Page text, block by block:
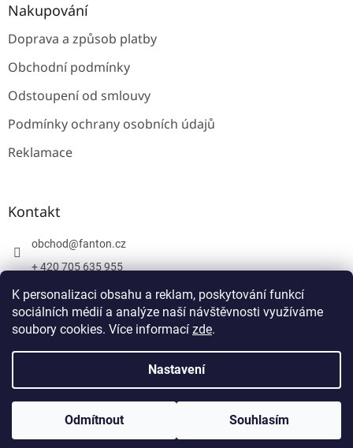
K personalizaci obsahu a reklam, poskytování funkcí
sociálních médií a analýze naší návštěvnosti využíváme
soubory cookies. Více informací zde.
Nastavení
Odmítnout Souhlasím
Nakupování
Doprava a způsob platby
Obchodní podmínky
Odstoupení od smlouvy
Podmínky ochrany osobních údajů
Reklamace
Kontakt
obchod@fanton.cz
+ 420 705 635 955
+ 420 705 635 951
. Všechna práva vyhrazena.